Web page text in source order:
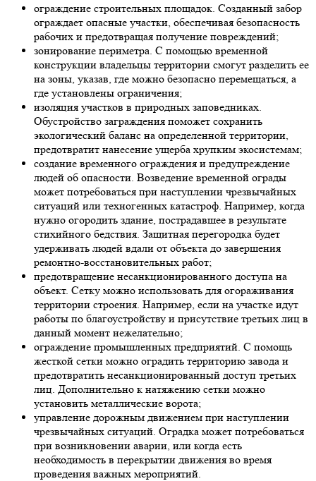
ограждение строительных площадок. Созданный забор
ограждает опасные участки, обеспечивая безопасность
рабочих и предотвращая получение повреждений;
зонирование периметра. С помощью временной
конструкции владельцы территории смогут разделить ее
на зоны, указав, где можно безопасно перемещаться, а
где установлены ограничения;
изоляция участков в природных заповедниках.
Обустройство заграждения поможет сохранить
экологический баланс на определенной территории,
предотвратит нанесение ущерба хрупким экосистемам;
создание временного ограждения и предупреждение
людей об опасности. Возведение временной ограды
может потребоваться при наступлении чрезвычайных
ситуаций или техногенных катастроф. Например, когда
нужно огородить здание, пострадавшее в результате
стихийного бедствия. Защитная перегородка будет
удерживать людей вдали от объекта до завершения
ремонтно-восстановительных работ;
предотвращение несанкционированного доступа на
объект. Сетку можно использовать для огораживания
территории строения. Например, если на участке идут
работы по благоустройству и присутствие третьих лиц в
данный момент нежелательно;
ограждение промышленных предприятий. С помощь
жесткой сетки можно оградить территорию завода и
предотвратить несанкционированный доступ третьих
лиц. Дополнительно к натяжению сетки можно
установить металлические ворота;
управление дорожным движением при наступлении
чрезвычайных ситуаций. Оградка может потребоваться
при возникновении аварии, или когда есть
необходимость в перекрытии движения во время
проведения важных мероприятий.